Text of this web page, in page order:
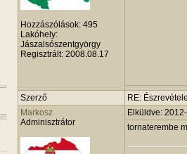
Hozzászólások: 495
Lakóhely:
Jászalsószentgyörgy
Regisztrált: 2008.08.17
Szerző
RE:
Markosz
Adminisztrátor
Elküldve:
tornaterembe